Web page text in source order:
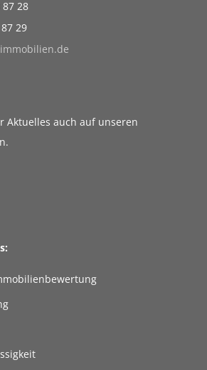
87 28
29
Aktuelles auch auf unseren